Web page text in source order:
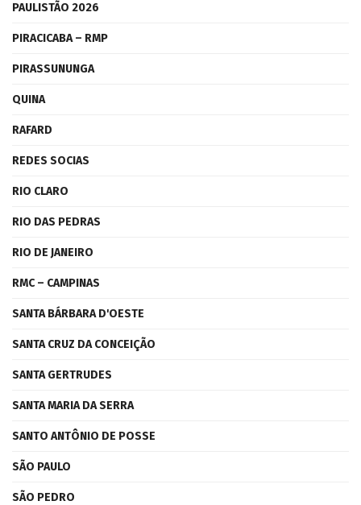
PAULISTÃO 2026
PIRACICABA – RMP
PIRASSUNUNGA
QUINA
RAFARD
REDES SOCIAS
RIO CLARO
RIO DAS PEDRAS
RIO DE JANEIRO
RMC – CAMPINAS
SANTA BÁRBARA D'OESTE
SANTA CRUZ DA CONCEIÇÃO
SANTA GERTRUDES
SANTA MARIA DA SERRA
SANTO ANTÔNIO DE POSSE
SÃO PAULO
SÃO PEDRO